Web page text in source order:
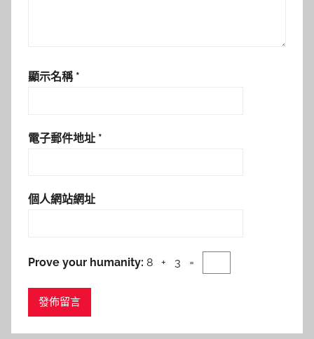
顯示名稱 *
電子郵件地址 *
個人網站網址
Prove your humanity: 8 + 3 =